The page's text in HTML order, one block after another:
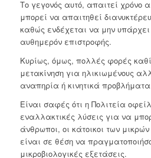
Το γεγονός αυτό, απαιτεί
μπορεί να απαιτηθεί
καθώς ενδέχεται να μην υπάρχει
αυθημερόν επιστροφής.
Κυρίως, όμως, πολλές φορές
μετακίνηση για ηλικιωμένους
αναπηρία ή κινητικά
Είναι σαφές ότι η Πολιτεία
εναλλακτικές λύσεις για να
άνθρωποι, οι κάτοικοι των
είναι σε θέση να
μικροβιολογικές εξετάσεις.